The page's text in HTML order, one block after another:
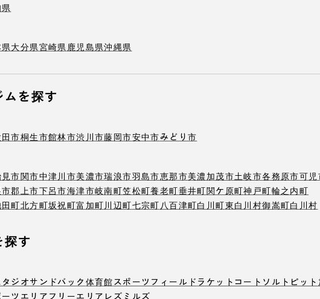
大分県宮崎県鹿児島県沖縄県
を探す
市桐生市館林市渋川市藤岡市安中市みどり市
市関市中津川市美濃市瑞浪市羽島市恵那市美濃加茂市土岐市各務原市可児
郡上市下呂市海津市岐南町笠松町養老町垂井町関ケ原町神戸町輪之内町
町北方町坂祝町富加町川辺町七宗町 八百津町白川町東白川村御嵩町白川村
探す
タジオサンドバック 体育館スポーツフィールド ラケットコート ソルトピット
ツエリア フリーエリア レズミルズ